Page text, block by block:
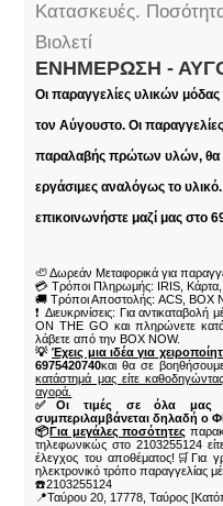
Κατασκευές.
Βιολετί
ΕΝΗΜΈΡΩΣΗ -
Οι παραγγελίες υλικών
τον Αύγουστο. Οι
παραλαβής πρώτων υλών, θα
εργάσιμες αναλόγως το
επικοινωνήστε μαζί μας στο
🦥 Δωρεάν Μεταφορικά για
💳 Τρόποι Πληρωμής: IRIS, Κάρτα,
🚚 Τρόποι Αποστολής: ACS, BOX
❗ Διευκρινίσεις: Για
ON THE GO και πληρώνετε
λάβετε από την BOX NOW.
💡Έχεις μια ιδέα για
6975420740και θα σε
κατάστημά μας είτε
αγορά.
✅Οι τιμές σε όλα μας τα
συμπεριλαμβάνεται δηλαδή ο
📦 Για μεγάλες ποσότητες
τηλεφωνικώς στο 2103255124
έλεγχος του αποθέματος!🛒Για
ηλεκτρονικό τρόπο παραγγελίας
☎️2103255124
📍Ταύρου 20, 17778, Ταύρος